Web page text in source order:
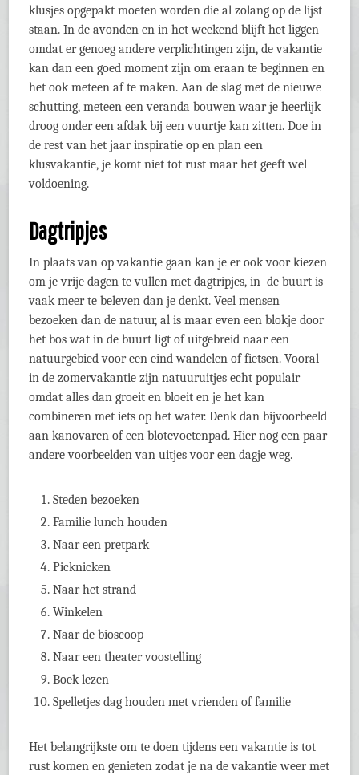
klusjes opgepakt moeten worden die al zolang op de lijst
staan. In de avonden en in het weekend blijft het liggen
omdat er genoeg andere verplichtingen zijn, de vakantie
kan dan een goed moment zijn om eraan te beginnen en
het ook meteen af te maken. Aan de slag met de nieuwe
schutting, meteen een veranda bouwen waar je heerlijk
droog onder een afdak bij een vuurtje kan zitten. Doe in
de rest van het jaar inspiratie op en plan een
klusvakantie, je komt niet tot rust maar het geeft wel
voldoening.
Dagtripjes
In plaats van op vakantie gaan kan je er ook voor kiezen
om je vrije dagen te vullen met dagtripjes, in de buurt is
vaak meer te beleven dan je denkt. Veel mensen
bezoeken dan de natuur, al is maar even een blokje door
het bos wat in de buurt ligt of uitgebreid naar een
natuurgebied voor een eind wandelen of fietsen. Vooral
in de zomervakantie zijn natuuruitjes echt populair
omdat alles dan groeit en bloeit en je het kan
combineren met iets op het water. Denk dan bijvoorbeeld
aan kanovaren of een blotevoetenpad. Hier nog een paar
andere voorbeelden van uitjes voor een dagje weg.
Steden bezoeken
Familie lunch houden
Naar een pretpark
Picknicken
Naar het strand
Winkelen
Naar de bioscoop
Naar een theater voostelling
Boek lezen
Spelletjes dag houden met vrienden of familie
Het belangrijkste om te doen tijdens een vakantie is tot
rust komen en genieten zodat je na de vakantie weer met